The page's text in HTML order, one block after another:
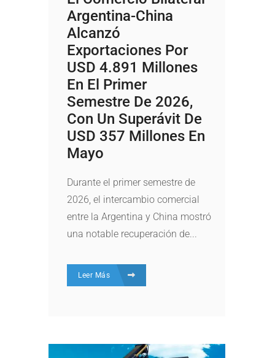
Argentina-China
Alcanzó
Exportaciones Por
USD 4.891 Millones
En El Primer
Semestre De 2026,
Con Un Superávit De
USD 357 Millones En
Mayo
Durante el primer semestre de
2026, el intercambio comercial
entre la Argentina y China mostró
una notable recuperación de...
Leer Más